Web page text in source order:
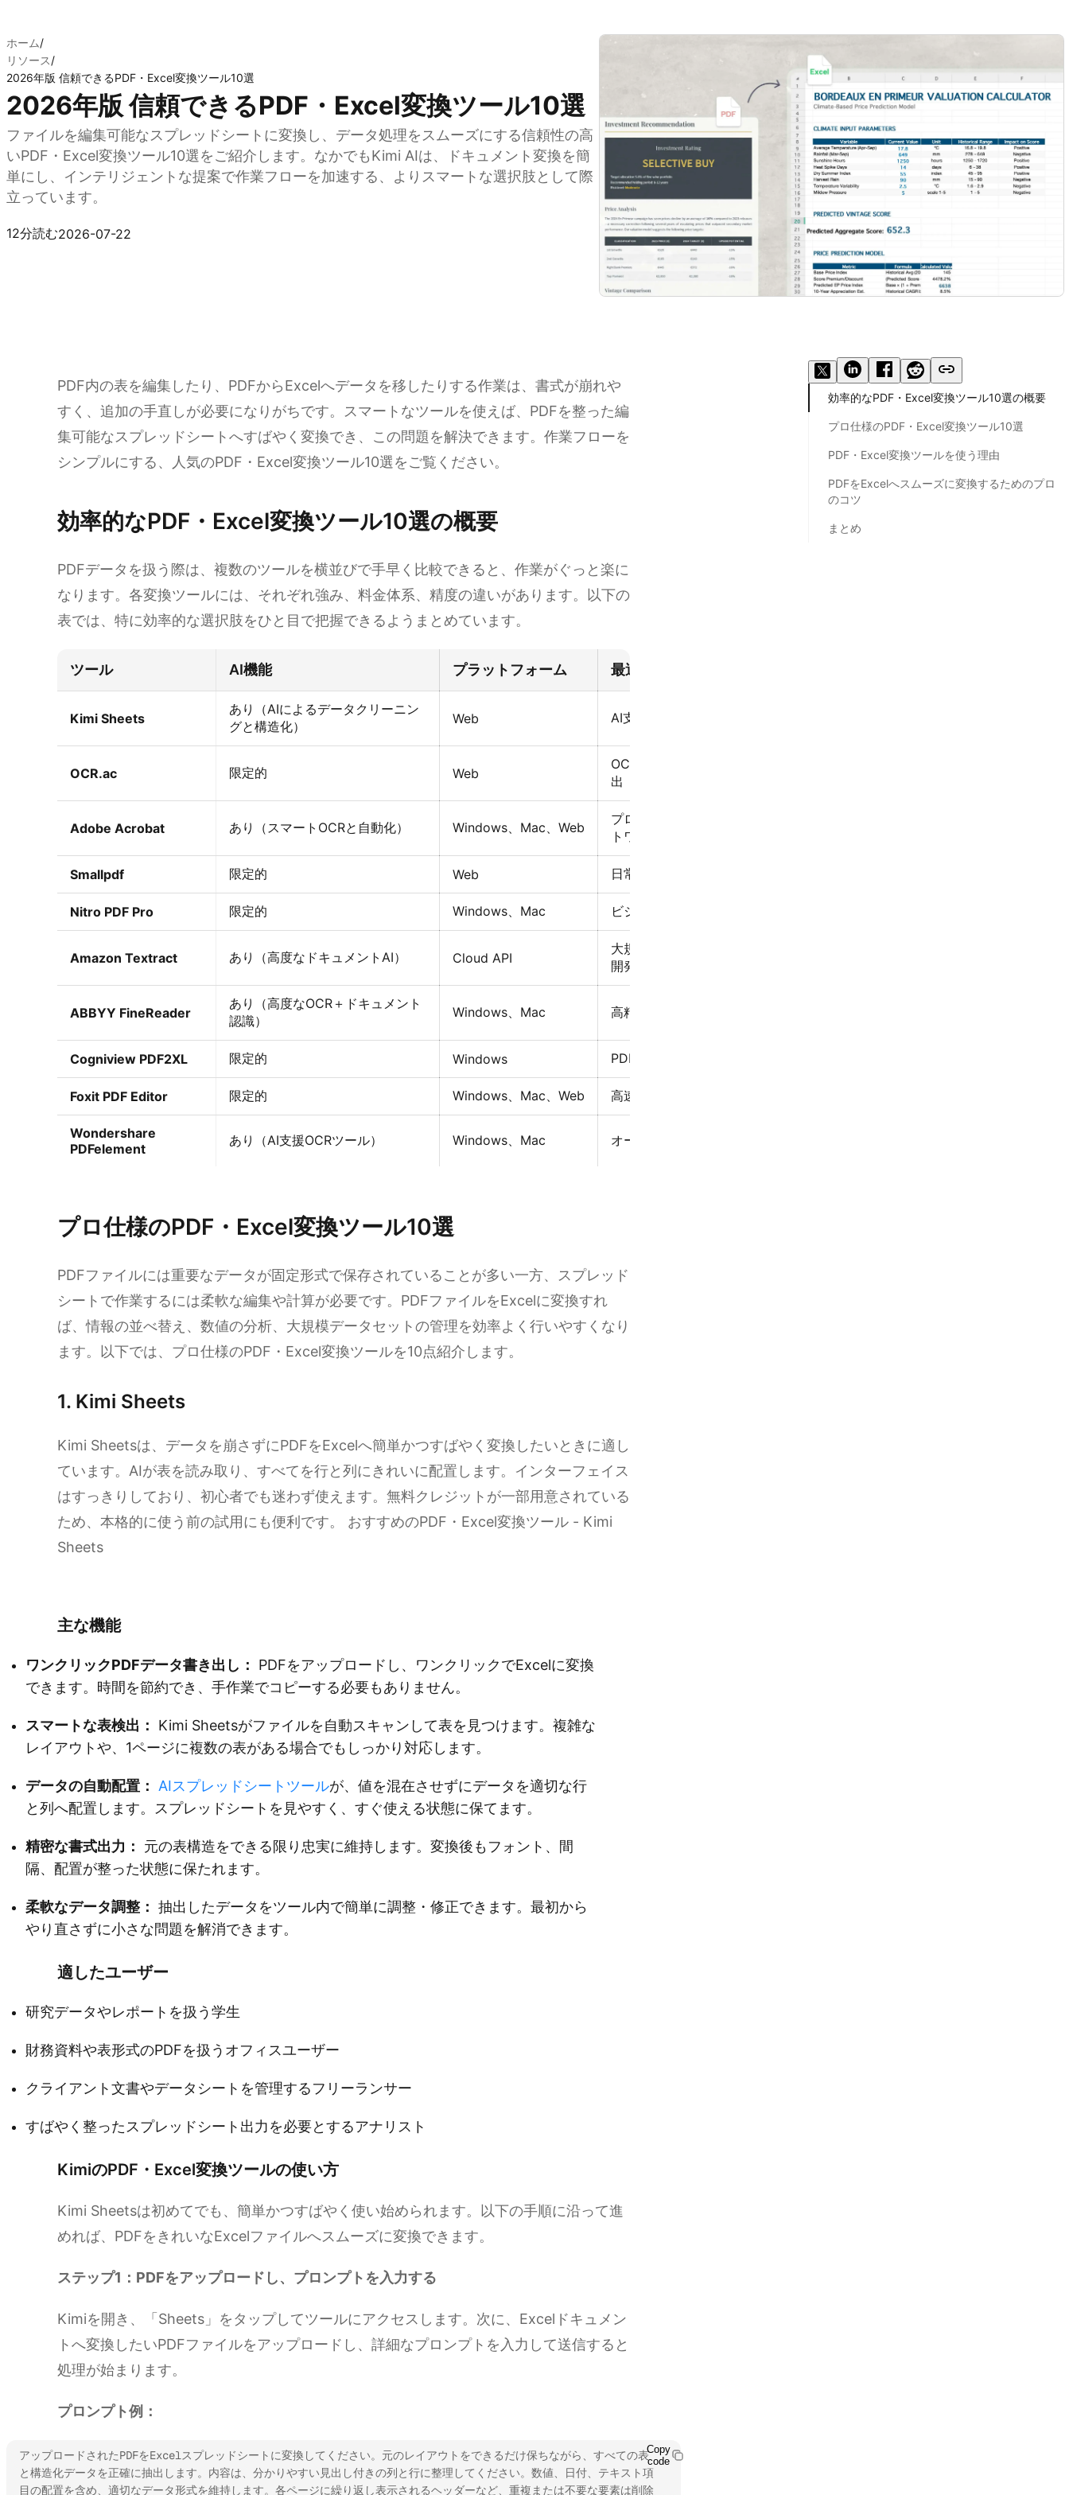
ホーム/
リソース/
2026年版 信頼できるPDF・Excel変換ツール10選
2026年版 信頼できるPDF・Excel変換ツール10選
ファイルを編集可能なスプレッドシートに変換し、データ処理をスムーズにする信頼性の高
いPDF・Excel変換ツール10選をご紹介します。なかでもKimi AIは、ドキュメント変換を簡
単にし、インテリジェントな提案で作業フローを加速する、よりスマートな選択肢として際
立っています。
12分読む2026-07-22
PDF内の表を編集したり、PDFからExcelへデータを移したりする作業は、書式が崩れや
すく、追加の手直しが必要になりがちです。スマートなツールを使えば、PDFを整った編
集可能なスプレッドシートへすばやく変換でき、この問題を解決できます。作業フローを
シンプルにする、人気のPDF・Excel変換ツール10選をご覧ください。
効率的なPDF・Excel変換ツール10選の概要
PDFデータを扱う際は、複数のツールを横並びで手早く比較できると、作業がぐっと楽に
なります。各変換ツールには、それぞれ強み、料金体系、精度の違いがあります。以下の
表では、特に効率的な選択肢をひと目で把握できるようまとめています。
ツール AI機能 プラットフォーム 最適な用途
Kimi Sheets
あり（AIによるデータクリーニン
グと構造化）
Web AI支援によるデータ抽出と分析
OCR.ac 限定的 Web
OCRベースの高速なPDFデータ抽
出
Adobe Acrobat あり（スマートOCRと自動化） Windows、Mac、Web
プロフェッショナルなドキュメン
トワークフロー
Smallpdf 限定的 Web 日常的なシンプルなPDF変換
Nitro PDF Pro 限定的 Windows、Mac ビジネス向けPDF編集・変換
Amazon Textract あり（高度なドキュメントAI） Cloud API
大規模なドキュメント処理を扱う
開発者
ABBYY FineReader
あり（高度なOCR＋ドキュメント
認識）
Windows、Mac 高精度なPDF・Excel変換
Cogniview PDF2XL 限定的 Windows PDF内の表をExcelへ変換
Foxit PDF Editor 限定的 Windows、Mac、Web 高速なPDF編集・変換
Wondershare
PDFelement
あり（AI支援OCRツール） Windows、Mac オールインワンのPDF編集・変換
プロ仕様のPDF・Excel変換ツール10選
PDFファイルには重要なデータが固定形式で保存されていることが多い一方、スプレッド
シートで作業するには柔軟な編集や計算が必要です。PDFファイルをExcelに変換すれ
ば、情報の並べ替え、数値の分析、大規模データセットの管理を効率よく行いやすくなり
ます。以下では、プロ仕様のPDF・Excel変換ツールを10点紹介します。
1. Kimi Sheets
Kimi Sheetsは、データを崩さずにPDFをExcelへ簡単かつすばやく変換したいときに適し
ています。AIが表を読み取り、すべてを行と列にきれいに配置します。インターフェイス
はすっきりしており、初心者でも迷わず使えます。無料クレジットが一部用意されている
ため、本格的に使う前の試用にも便利です。 おすすめのPDF・Excel変換ツール - Kimi
Sheets
主な機能
ワンクリックPDFデータ書き出し：
PDFをアップロードし、ワンクリックでExcelに変換
できます。時間を節約でき、手作業でコピーする必要もありません。
スマートな表検出：
Kimi Sheetsがファイルを自動スキャンして表を見つけます。複雑な
レイアウトや、1ページに複数の表がある場合でもしっかり対応します。
データの自動配置： AIスプレッドシートツールが、値を混在させずにデータを適切な行
と列へ配置します。スプレッドシートを見やすく、すぐ使える状態に保てます。
精密な書式出力：
元の表構造をできる限り忠実に維持します。変換後もフォント、間
隔、配置が整った状態に保たれます。
柔軟なデータ調整： 抽出したデータをツール内で簡単に調整・修正できます。最初から
やり直さずに小さな問題を解消できます。
適したユーザー
研究データやレポートを扱う学生
財務資料や表形式のPDFを扱うオフィスユーザー
クライアント文書やデータシートを管理するフリーランサー
すばやく整ったスプレッドシート出力を必要とするアナリスト
KimiのPDF・Excel変換ツールの使い方
Kimi Sheetsは初めてでも、簡単かつすばやく使い始められます。以下の手順に沿って進
めれば、PDFをきれいなExcelファイルへスムーズに変換できます。
ステップ1：PDFをアップロードし、プロンプトを入力する
Kimiを開き、「Sheets」をタップしてツールにアクセスします。次に、Excelドキュメン
トへ変換したいPDFファイルをアップロードし、詳細なプロンプトを入力して送信すると
処理が始まります。
プロンプト例：
アップロードされたPDFをExcelスプレッドシートに変換してください。元のレイアウトをできるだけ保ちながら、すべての表
と構造化データを正確に抽出します。内容は、分かりやすい見出し付きの列と行に整理してください。数値、日付、テキスト項
目の配置を含め、適切なデータ形式を維持します。各ページに繰り返し表示されるヘッダーなど、重複または不要な要素は削除
Copy
code
効率的なPDF・Excel変換ツール10選の概要
プロ仕様のPDF・Excel変換ツール10選
PDF・Excel変換ツールを使う理由
PDFをExcelへスムーズに変換するためのプロ
のコツ
まとめ